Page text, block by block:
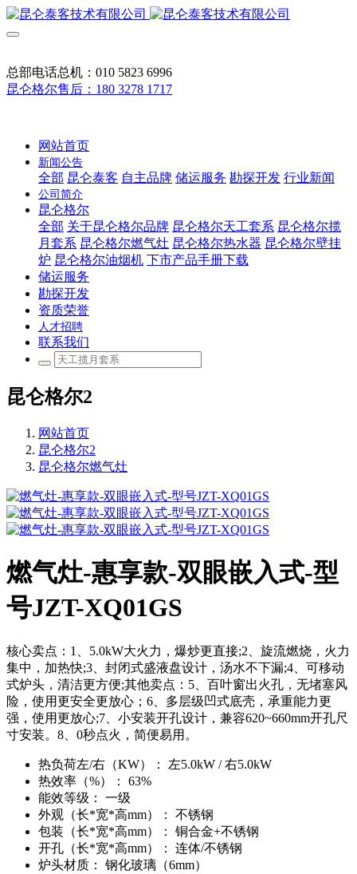
总部电话总机：010 5823 6996
昆仑格尔售后：180 3278 1717
网站首页
新闻公告
全部 昆仑泰客 自主品牌 储运服务 勘探开发 行业新闻
公司简介
昆仑格尔
全部 关于昆仑格尔品牌 昆仑格尔天工套系 昆仑格尔揽
月套系 昆仑格尔燃气灶 昆仑格尔热水器 昆仑格尔壁挂
炉 昆仑格尔油烟机 下市产品手册下载
储运服务
勘探开发
资质荣誉
人才招聘
联系我们
昆仑格尔2
网站首页
昆仑格尔2
昆仑格尔燃气灶
燃气灶-惠享款-双眼嵌入式-型
号JZT-XQ01GS
核心卖点：1、5.0kW大火力，爆炒更直接;2、旋流燃烧，火力
集中，加热快;3、封闭式盛液盘设计，汤水不下漏;4、可移动
式炉头，清洁更方便;其他卖点：5、百叶窗出火孔，无堵塞风
险，使用更安全更放心；6、多层级凹式底壳，承重能力更
强，使用更放心;7、小安装开孔设计，兼容620~660mm开孔尺
寸安装。8、0秒点火，简便易用。
热负荷左/右（KW）：
左5.0kW / 右5.0kW
热效率（%）：
63%
能效等级：
一级
外观（长*宽*高mm）：
不锈钢
包装（长*宽*高mm）：
铜合金+不锈钢
开孔（长*宽*高mm）：
连体/不锈钢
炉头材质：
钢化玻璃（6mm）